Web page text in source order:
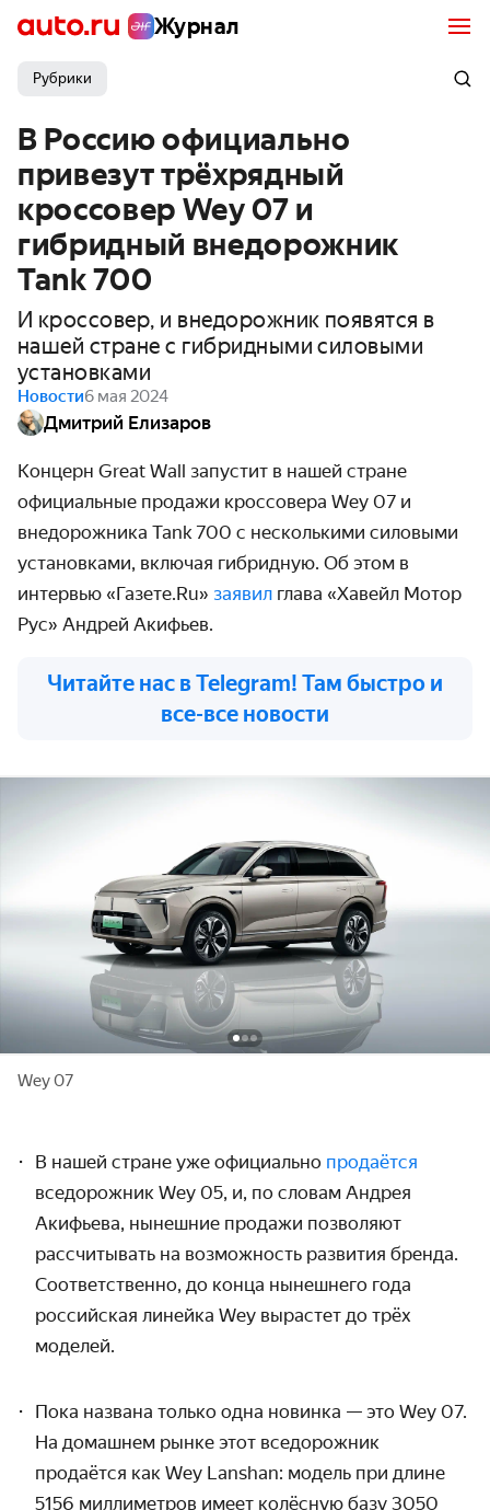
Журнал
Рубрики
В Россию официально
привезут трёхрядный
кроссовер Wey 07 и
гибридный внедорожник
Tank 700
И кроссовер, и внедорожник появятся в
нашей стране с гибридными силовыми
установками
Новости6 мая 2024
Дмитрий Елизаров
Концерн Great Wall запустит в нашей стране
официальные продажи кроссовера Wey 07 и
внедорожника Tank 700 с несколькими силовыми
установками, включая гибридную. Об этом в
интервью «Газете.Ru» заявил глава «Хавейл Мотор
Рус» Андрей Акифьев.
Читайте нас в Telegram! Там быстро и
все-все новости
Wey 07
В нашей стране уже официально продаётся
вседорожник Wey 05, и, по словам Андрея
Акифьева, нынешние продажи позволяют
рассчитывать на возможность развития бренда.
Соответственно, до конца нынешнего года
российская линейка Wey вырастет до трёх
моделей.
Пока названа только одна новинка — это Wey 07.
На домашнем рынке этот вседорожник
продаётся как Wey Lanshan: модель при длине
5156 миллиметров имеет колёсную базу 3050